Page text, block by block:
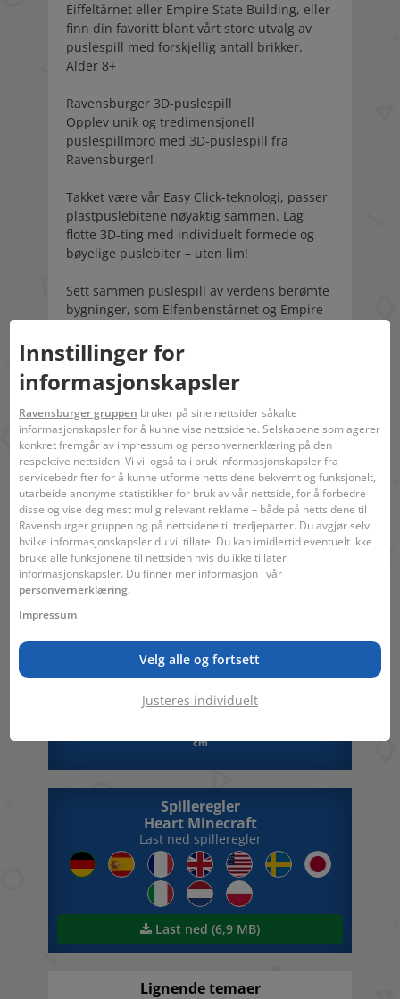
Eiffeltårnet eller Empire State Building, eller
finn din favoritt blant vårt store utvalg av
puslespill med forskjellig antall brikker.
Alder 8+
Ravensburger 3D-puslespill
Opplev unik og tredimensjonell
puslespillmoro med 3D-puslespill fra
Ravensburger!
Takket være vår Easy Click-teknologi, passer
plastpuslebitene nøyaktig sammen. Lag
flotte 3D-ting med individuelt formede og
bøyelige puslebiter – uten lim!
Sett sammen puslespill av verdens berømte
bygninger, som Elfenbenstårnet og Empire
puslespillmotiv i vårt kjempestore utvalg
med forskjellige antall puslebiter. Lykke til
med pusling i 3D!
Strekkode:4005556112852
Karakter: Minecraft
Ingen advarsler kreves.
8 - 99 54 13 x 18 x 4 cm
cm
Spilleregler
Heart Minecraft
Last ned spilleregler
Last ned (6,9 MB)
Lignende temaer
Innstillinger for
informasjonskapsler
Ravensburger gruppen bruker på sine nettsider såkalte
informasjonskapsler for å kunne vise nettsidene. Selskapene som agerer
konkret fremgår av impressum og personvernerklæring på den
respektive nettsiden. Vi vil også ta i bruk informasjonskapsler fra
servicebedrifter for å kunne utforme nettsidene bekvemt og funksjonelt,
utarbeide anonyme statistikker for bruk av vår nettside, for å forbedre
disse og vise deg mest mulig relevant reklame – både på nettsidene til
Ravensburger gruppen og på nettsidene til tredjeparter. Du avgjør selv
hvilke informasjonskapsler du vil tillate. Du kan imidlertid eventuelt ikke
bruke alle funksjonene til nettsiden hvis du ikke tillater
informasjonskapsler. Du finner mer informasjon i vår
personvernerklæring.
Impressum
Velg alle og fortsett
Justeres individuelt